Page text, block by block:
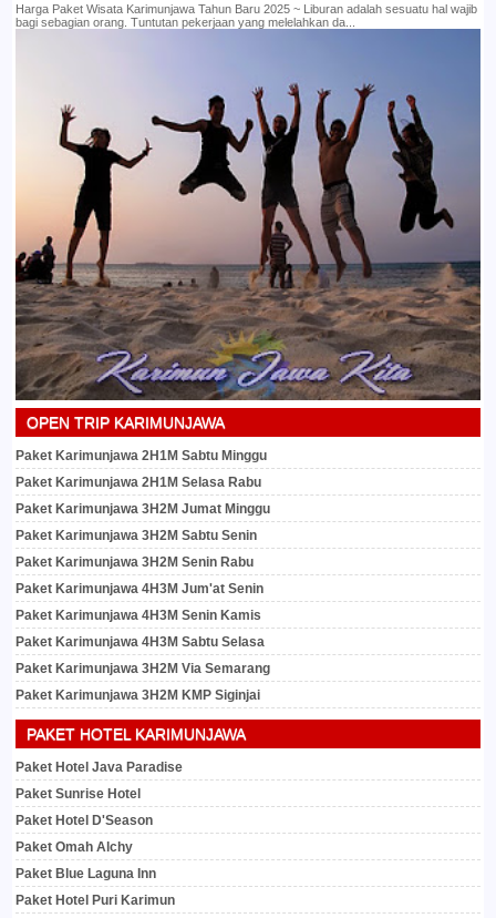
Harga Paket Wisata Karimunjawa Tahun Baru 2025 ~ Liburan adalah sesuatu hal wajib
bagi sebagian orang. Tuntutan pekerjaan yang melelahkan da...
OPEN TRIP KARIMUNJAWA
Paket Karimunjawa 2H1M Sabtu Minggu
Paket Karimunjawa 2H1M Selasa Rabu
Paket Karimunjawa 3H2M Jumat Minggu
Paket Karimunjawa 3H2M Sabtu Senin
Paket Karimunjawa 3H2M Senin Rabu
Paket Karimunjawa 4H3M Jum'at Senin
Paket Karimunjawa 4H3M Senin Kamis
Paket Karimunjawa 4H3M Sabtu Selasa
Paket Karimunjawa 3H2M Via Semarang
Paket Karimunjawa 3H2M KMP Siginjai
PAKET HOTEL KARIMUNJAWA
Paket Hotel Java Paradise
Paket Sunrise Hotel
Paket Hotel D'Season
Paket Omah Alchy
Paket Blue Laguna Inn
Paket Hotel Puri Karimun